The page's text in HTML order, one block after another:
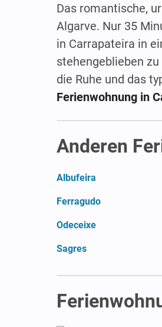
Das romantische,
Algarve. Nur 35
in Carrapateira in
stehengeblieben
die Ruhe und das
Ferienwohnung in
Anderen
Albufeira
Ferragudo
Odeceixe
Sagres